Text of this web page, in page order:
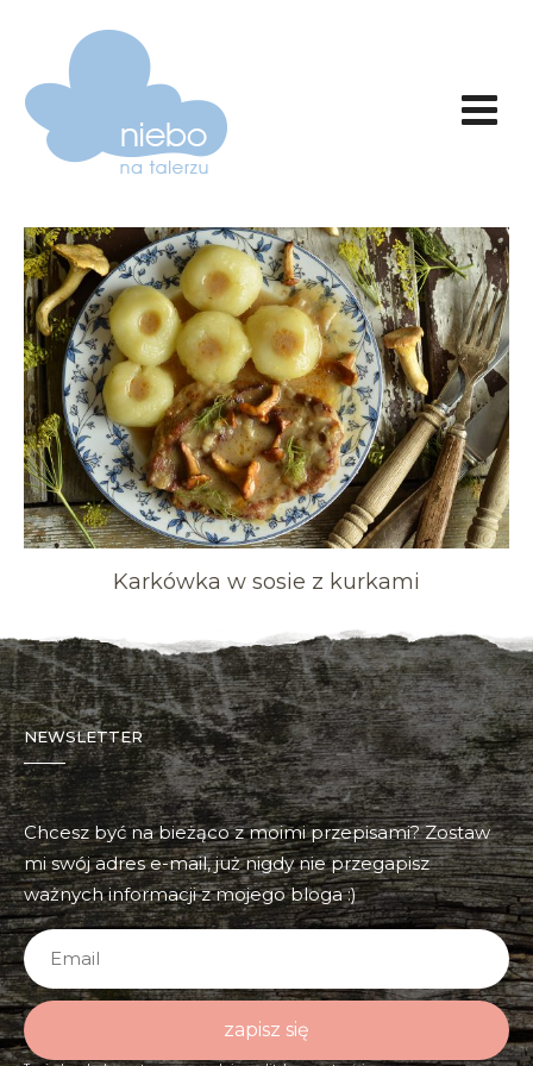
Karkówka w sosie z kurkami
NEWSLETTER
Chcesz być na bieżąco z moimi przepisami? Zostaw
mi swój adres e-mail, już nigdy nie przegapisz
ważnych informacji z mojego bloga :)
zapisz się